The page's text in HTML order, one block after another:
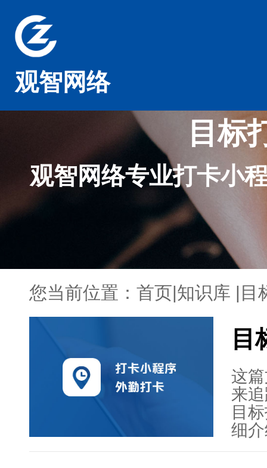
观智网络
目标
观智网络专业打卡小
您当前位置： 首页|知识库 | 目
目
这
来
目
细